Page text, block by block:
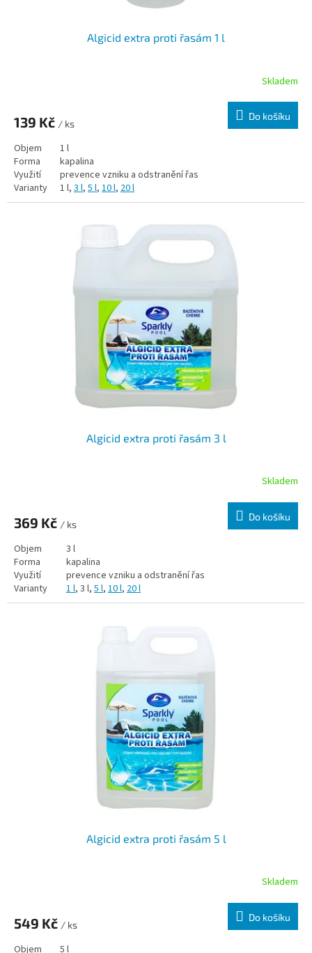
Algicid extra proti řasám 1 l
Skladem
139 Kč / ks
Do košíku
Objem
1 l
Forma
kapalina
Využití
prevence vzniku a odstranění řas
Varianty
1 l, 3 l, 5 l, 10 l, 20 l
Algicid extra proti řasám 3 l
Skladem
369 Kč / ks
Do košíku
Objem
3 l
Forma
kapalina
Využití
prevence vzniku a odstranění řas
Varianty
1 l, 3 l, 5 l, 10 l, 20 l
Algicid extra proti řasám 5 l
Skladem
549 Kč / ks
Do košíku
Objem 5 l